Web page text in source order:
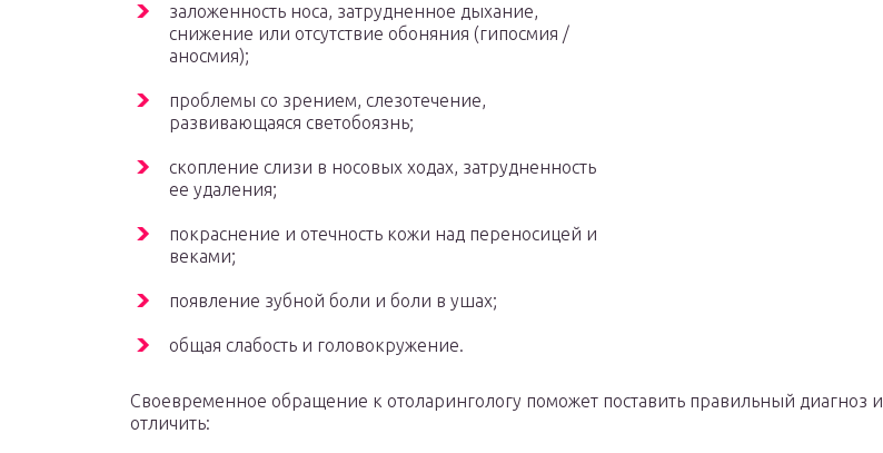
заложенность носа, затрудненное дыхание,
снижение или отсутствие обоняния (гипосмия /
аносмия);
проблемы со зрением, слезотечение,
развивающаяся светобоязнь;
скопление слизи в носовых ходах, затрудненность
ее удаления;
покраснение и отечность кожи над переносицей и
веками;
появление зубной боли и боли в ушах;
общая слабость и головокружение.
Своевременное обращение к отоларингологу поможет поставить правильный диагноз и
отличить: